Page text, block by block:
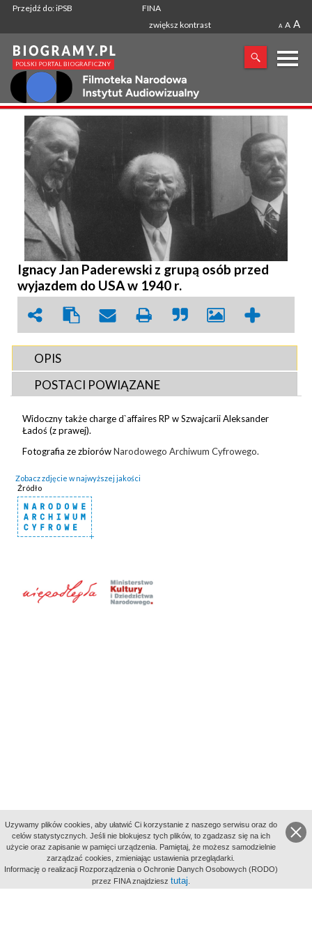
Przejdź do: iPSB
FINA
zwiększ kontrast
A A A
X
SZUKANA FRAZA
Ignacy Jan Paderewski z grupą osób przed
wyjazdem do USA w 1940 r.
OPIS
POSTACI POWIĄZANE
Widoczny także charge d`affaires RP w Szwajcarii Aleksander
Ładoś (z prawej).
Fotografia ze zbiorówNarodowego Archiwum Cyfrowego.
Zobacz zdjęcie w najwyższej jakości
Źródło
aktywności
Uzywamy plików cookies, aby ułatwić Ci korzystanie z naszego serwisu oraz do
celów statystycznych. Jeśli nie blokujesz tych plików, to zgadzasz się na ich
użycie oraz zapisanie w pamięci urządzenia. Pamiętaj, że możesz samodzielnie
zarządzać cookies, zmieniając ustawienia przeglądarki.
Informację o realizacji Rozporządzenia o Ochronie Danych Osobowych (RODO)
przez FINA znajdziesz tutaj